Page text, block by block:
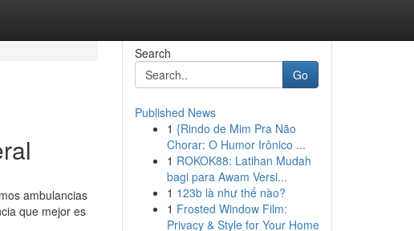
ambulancias
que mejor es
Search
Go
Published News
1 {Rindo de Mim Pra Não
Chorar: O Humor Irônico ...
1 ROKOK88: Latihan Mudah
bagi para Awam Versi...
1 123b là như thế nào?
1 Frosted Window Film:
Privacy & Style for Your Home